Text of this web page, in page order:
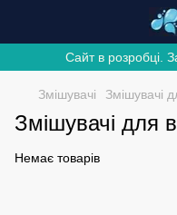
Сайт в розробці.
Змішувачі Змішувачі
Змішувачі для
Немає товарів